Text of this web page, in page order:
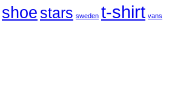
shoe stars sweden t-shirt vans